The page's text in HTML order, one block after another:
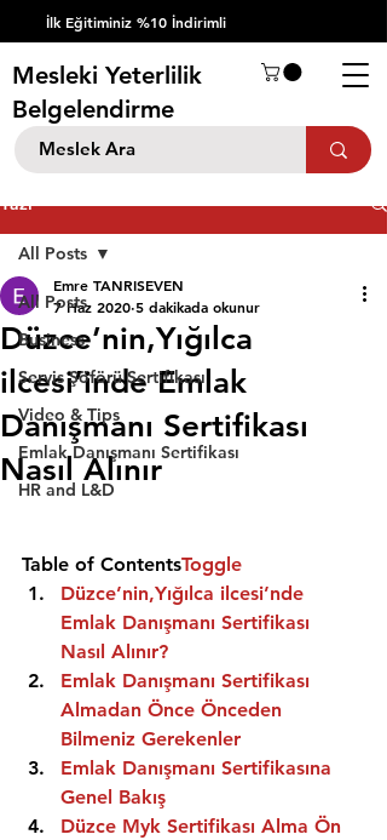
İlk Eğitiminiz %10 İndirimli
Mesleki Yeterlilik
Belgelendirme
Yazı
All Posts
Business
Servis Şöförü Sertifikası
Video & Tips
Emlak Danışmanı Sertifikası
HR and L&D
All Posts
Düzce’nin,Yığılca
ilcesi’inde Emlak
Danışmanı Sertifikası
Nasıl Alınır
Emre TANRISEVEN
7 Haz 2020 5 dakikada okunur
Table of ContentsToggle
Düzce’nin,Yığılca ilcesi’nde
Emlak Danışmanı Sertifikası
Nasıl Alınır?
Emlak Danışmanı Sertifikası
Almadan Önce Önceden
Bilmeniz Gerekenler
Emlak Danışmanı Sertifikasına
Genel Bakış
Düzce Myk Sertifikası Alma Ön